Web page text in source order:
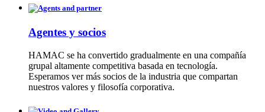
Agentes y socios
HAMAC se ha convertido gradualmente en una compañía
grupal altamente competitiva basada en tecnología.
Esperamos ver más socios de la industria que compartan
nuestros valores y filosofía corporativa.